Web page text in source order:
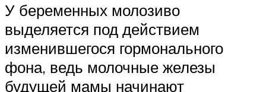
У беременных молозиво
выделяется под действием
изменившегося гормонального
фона, ведь молочные железы
будущей мамы начинают